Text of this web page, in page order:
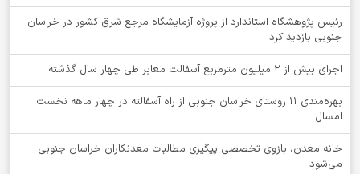
رئیس پژوهشگاه استاندارد از پروژه آزمایشگاه مرجع شرق کشور در خراسان
جنوبی بازدید کرد
اجرای بیش از ۲ میلیون مترمربع آسفالت معابر طی چهار سال گذشته
بهره‌مندی ۱۱ روستای خراسان جنوبی از راه آسفالته در چهار ماهه نخست
امسال
خانه معدن، بازوی تخصصی پیگیری مطالبات معدنکاران خراسان جنوبی
می‌شود